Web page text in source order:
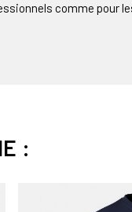
comme pour
: